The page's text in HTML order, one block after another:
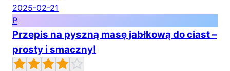
2025-02-21
P
Przepis na pyszną masę jabłkową do ciast –
prosty i smaczny!